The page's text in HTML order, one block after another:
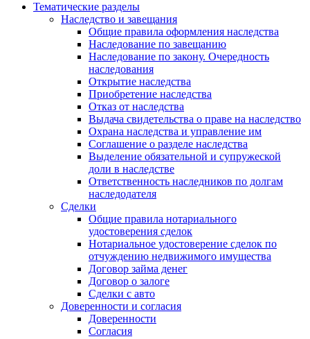
Тематические разделы
Наследство и завещания
Общие правила оформления наследства
Наследование по завещанию
Наследование по закону. Очередность
наследования
Открытие наследства
Приобретение наследства
Отказ от наследства
Выдача свидетельства о праве на наследство
Охрана наследства и управление им
Соглашение о разделе наследства
Выделение обязательной и супружеской
доли в наследстве
Ответственность наследников по долгам
наследодателя
Сделки
Общие правила нотариального
удостоверения сделок
Нотариальное удостоверение сделок по
отчуждению недвижимого имущества
Договор займа денег
Договор о залоге
Сделки с авто
Доверенности и согласия
Доверенности
Согласия